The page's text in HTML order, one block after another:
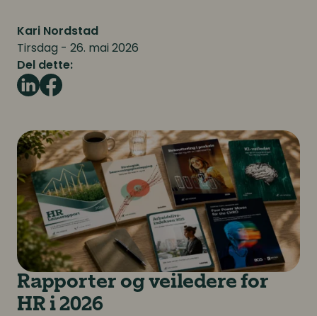
Kari Nordstad
Tirsdag - 26. mai 2026
Del dette:
Rapporter og veiledere for
HR i 2026